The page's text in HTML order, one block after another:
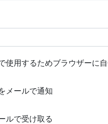
使用するためブラウザーに
メールで通知
ルで受け取る